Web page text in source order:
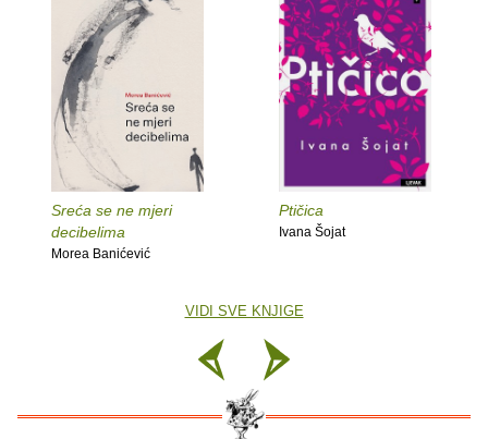
Sreća se ne mjeri
decibelima
Morea Banićević
Ptičica
Ivana Šojat
VIDI SVE KNJIGE